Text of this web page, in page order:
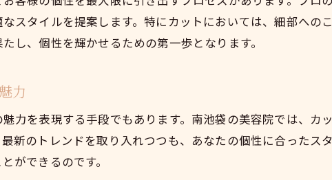
個性を引き出すカットがもたらす自己変革
忙しい日常に変化を与える南池袋のカットスタイル
南池袋のカットで日常をアップデート
忙しい人のためのおすすめカットスタイル
カット一つで日常を華やかにする秘訣
スタイルを提案します。特にカットにおいては、細部への
し、個性を輝かせるための第一歩となります。
力
力を表現する手段でもあります。南池袋の美容院では、カ
新のトレンドを取り入れつつも、あなたの個性に合ったス
ができるのです。